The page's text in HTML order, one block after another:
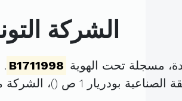
الشركة
مسجلة تحت الهوية B1711998
.
بودريار 1 ص (
)،